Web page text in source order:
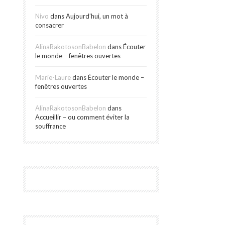
Nivo dansAujourd’hui, un mot à
consacrer
AlinaRakotosonBabelon dansÉcouter
le monde – fenêtres ouvertes
Marie-LauredansÉcouter le monde –
fenêtres ouvertes
AlinaRakotosonBabelon dans
Accueillir – ou comment éviter la
souffrance